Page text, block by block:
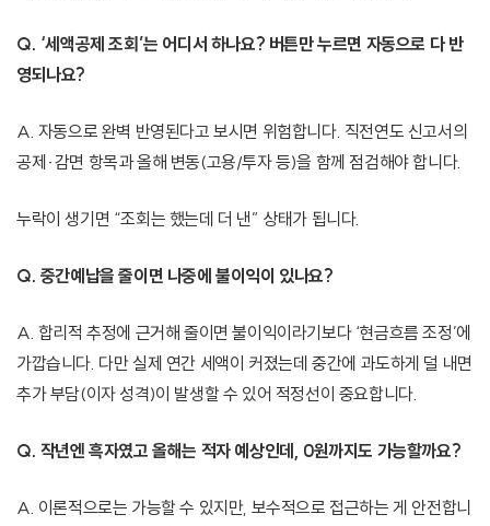
Q. ‘세액공제 조회’는 어디서 하나요? 버튼만 누르면 자동으로 다 반
영되나요?
A. 자동으로 완벽 반영된다고 보시면 위험합니다. 직전연도 신고서의
공제·감면 항목과 올해 변동(고용/투자 등)을 함께 점검해야 합니다.
누락이 생기면 “조회는 했는데 더 낸” 상태가 됩니다.
Q. 중간예납을 줄이면 나중에 불이익이 있나요?
A. 합리적 추정에 근거해 줄이면 불이익이라기보다 ‘현금흐름 조정’에
가깝습니다. 다만 실제 연간 세액이 커졌는데 중간에 과도하게 덜 내면
추가 부담(이자 성격)이 발생할 수 있어 적정선이 중요합니다.
Q. 작년엔 흑자였고 올해는 적자 예상인데, 0원까지도 가능할까요?
A. 이론적으로는 가능할 수 있지만, 보수적으로 접근하는 게 안전합니